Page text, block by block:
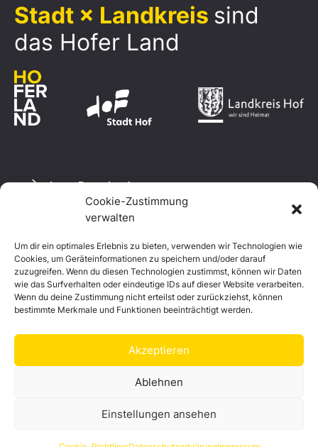
Cookie-Zustimmung
verwalten
Um dir ein optimales Erlebnis zu bieten, verwenden wir Technologien wie
Cookies, um Geräteinformationen zu speichern und/oder darauf
zuzugreifen. Wenn du diesen Technologien zustimmst, können wir Daten
wie das Surfverhalten oder eindeutige IDs auf dieser Website verarbeiten.
Wenn du deine Zustimmung nicht erteilst oder zurückziehst, können
bestimmte Merkmale und Funktionen beeinträchtigt werden.
Akzeptieren
Ablehnen
Einstellungen ansehen
Stadt × Landkreis sind
das Hofer Land
Logo Download
Datenschutzerklärung
Impressum
Cookie-Richtlinie (EU)